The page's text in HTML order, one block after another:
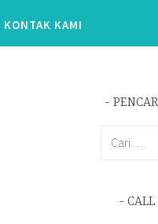
KONTAK KAMI
CALL